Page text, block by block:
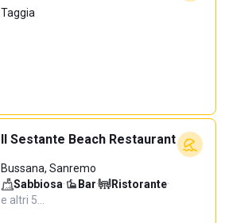
Taggia
Il Sestante Beach Restaurant
Bussana, Sanremo
Sabbiosa· Bar· Ristorante·
e altri 5…